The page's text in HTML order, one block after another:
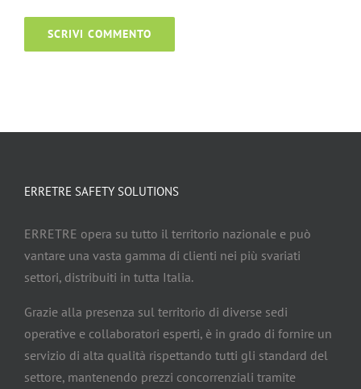
ERRETRE SAFETY SOLUTIONS
ERRETRE opera su tutto il territorio nazionale e può
vantare una vasta gamma di clienti nei più svariati
settori, distribuiti in tutta Italia.
Grazie alla presenza sul territorio di diverse sedi
operative e collaboratori esperti, è in grado di fornire un
servizio di alta qualità rispettando tutti gli standard del
settore, mantenendo prezzi concorrenziali tramite